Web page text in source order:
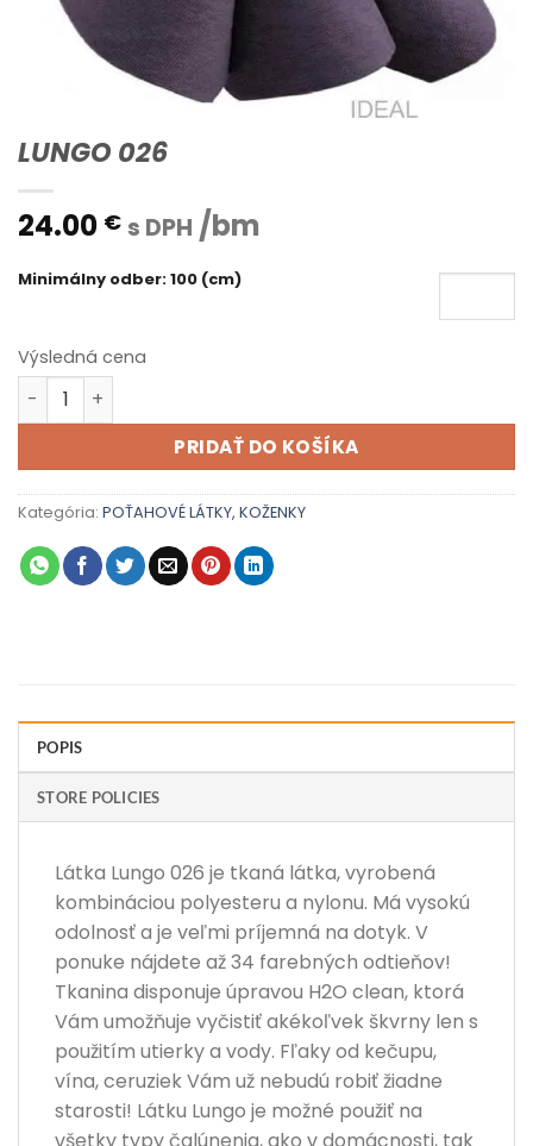
LUNGO 026
24.00 € s DPH /bm
Minimálny odber: 100 (cm)
Výsledná cena
množstvo LUNGO 026
PRIDAŤ DO KOŠÍKA
Kategória: POŤAHOVÉ LÁTKY, KOŽENKY
POPIS
STORE POLICIES
Látka Lungo 026 je tkaná látka, vyrobená
kombináciou polyesteru a nylonu. Má vysokú
odolnosť a je veľmi príjemná na dotyk. V
ponuke nájdete až 34 farebných odtieňov!
Tkanina disponuje úpravou H2O clean, ktorá
Vám umožňuje vyčistiť akékoľvek škvrny len s
použitím utierky a vody. Fľaky od kečupu,
vína, ceruziek Vám už nebudú robiť žiadne
starosti! Látku Lungo je možné použiť na